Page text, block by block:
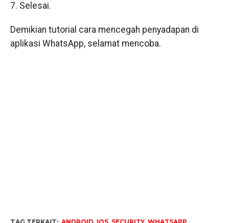
7. Selesai.
Demikian tutorial cara mencegah penyadapan di
aplikasi WhatsApp, selamat mencoba.